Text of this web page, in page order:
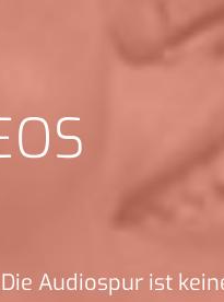
Audiospur ist